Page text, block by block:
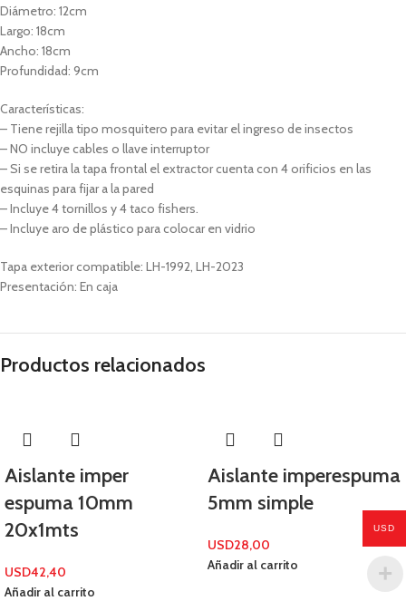
Diámetro: 12cm
Largo: 18cm
Ancho: 18cm
Profundidad: 9cm
Características:
– Tiene rejilla tipo mosquitero para evitar el ingreso de insectos
– NO incluye cables o llave interruptor
– Si se retira la tapa frontal el extractor cuenta con 4 orificios en las
esquinas para fijar a la pared
– Incluye 4 tornillos y 4 taco fishers.
– Incluye aro de plástico para colocar en vidrio
Tapa exterior compatible: LH-1992, LH-2023
Presentación: En caja
Productos relacionados
Aislante imper
espuma 10mm
20x1mts
USD42,40
Añadir al carrito
Aislante imperespuma
5mm simple
USD28,00
Añadir al carrito
USD